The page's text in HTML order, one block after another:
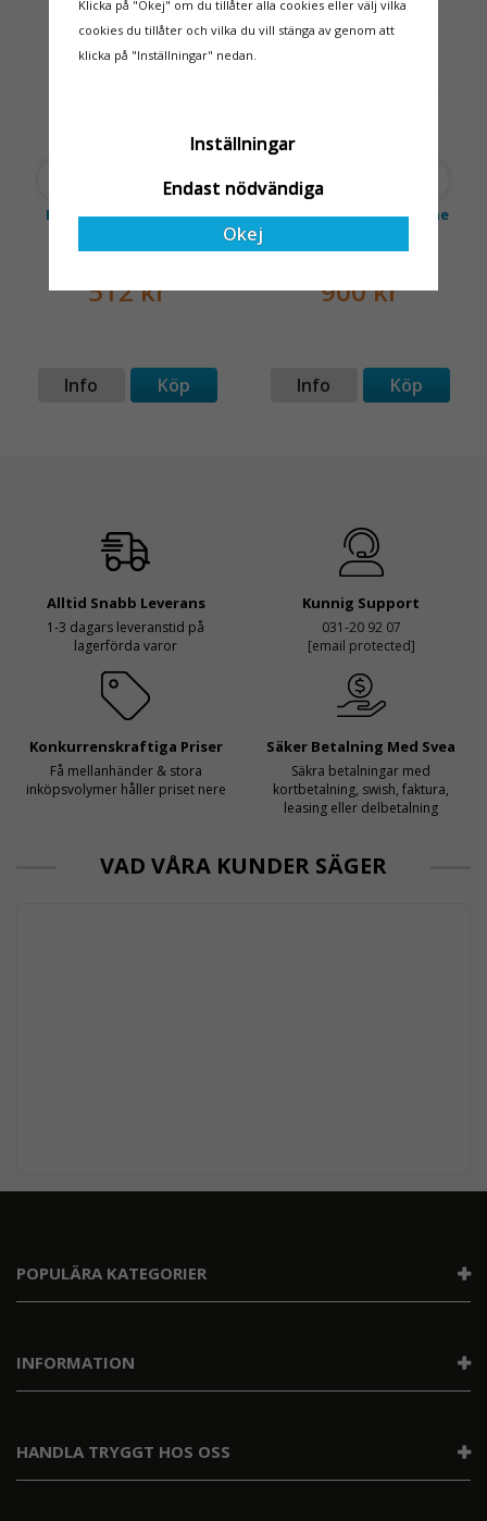
med en leverantör som
både har rätt produkter
Fallskyddssele LIGHT 2
512 kr
Info Köp
OLIKA LÄNGDER
Fallskyddslina Sharpline
900 kr
Info Köp
Alltid Snabb Leverans
1-3 dagars leveranstid på
lagerförda varor
Kunnig Support
031-20 92 07
[email protected]
Konkurrenskraftiga Priser
Få mellanhänder & stora
inköpsvolymer håller priset nere
Säker Betalning Med Svea
Säkra betalningar med
kortbetalning, swish, faktura,
leasing eller delbetalning
VAD VÅRA KUNDER SÄGER
POPULÄRA KATEGORIER
INFORMATION
HANDLA TRYGGT HOS OSS
Klicka på "Okej" om du tillåter alla cookies eller välj vilka
cookies du tillåter och vilka du vill stänga av genom att
klicka på "Inställningar" nedan.
Inställningar
Endast nödvändiga
Okej